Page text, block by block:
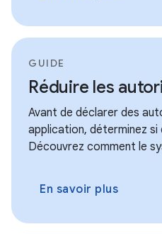
GUIDE
Réduire les
Avant de déclarer des
application, déterminez
Découvrez comment le
En savoir plus